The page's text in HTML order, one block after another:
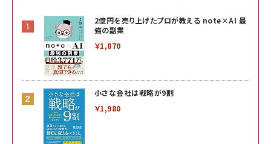
2億円を売り上げたプロが教える note×AI 最
強の副業
￥1,870
小さな会社は戦略が9割
￥1,980